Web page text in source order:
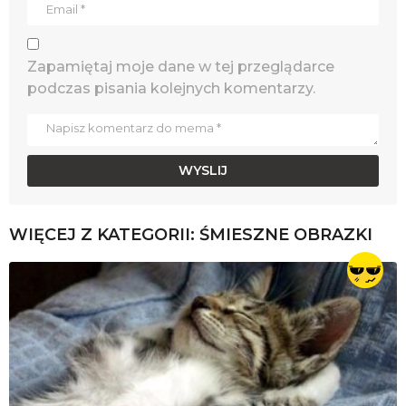
Zapamiętaj moje dane w tej przeglądarce
podczas pisania kolejnych komentarzy.
WIĘCEJ Z KATEGORII: ŚMIESZNE OBRAZKI